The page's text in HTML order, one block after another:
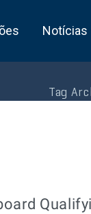
Notícias
Tag